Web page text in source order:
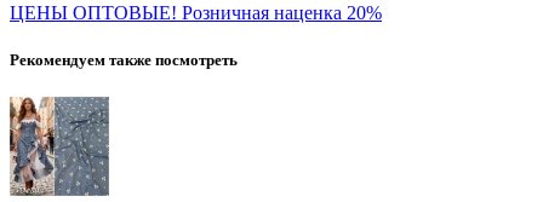
ЦЕНЫ ОПТОВЫЕ! Розничная наценка 20%
Рекомендуем также посмотреть